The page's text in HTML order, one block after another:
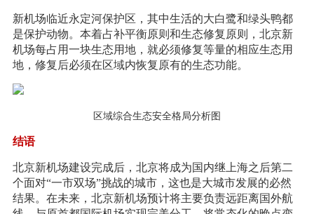
新机场临近永定河保护区，其中生活的大白鹭和绿头鸭都
是保护动物。本着占补平衡原则和生态修复原则，北京新
机场每占用一块生态用地，就必须修复等量的相应生态用
地，修复后必须在区域内恢复原有的生态功能。
区域综合生态安全格局分析图
结语
北京新机场建设完成后，北京将成为国内继上海之后第二
个面对“一市双场”挑战的城市，这也是大城市发展的必然
结果。在未来，北京新机场预计将主要负责远距离国外航